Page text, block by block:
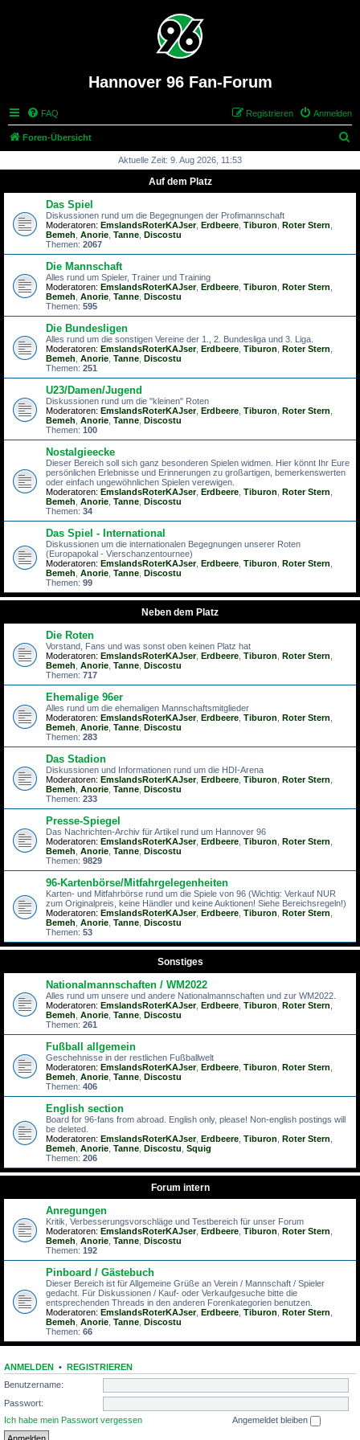
Hannover 96 Fan-Forum
FAQ Anmelden
Registrieren
Foren-Übersicht
h
Aktuelle Zeit: 9. Aug 2026, 11:53
Auf dem Platz
Das Spiel
Diskussionen rund um die Begegnungen der Profimannschaft
Moderatoren: EmslandsRoterKAJser, Erdbeere Tiburon Roter Stern
Bemeh Anorie Tanne Discostu
Themen: 2067
Die Mannschaft
Alles rund um Spieler, Trainer und Training
Moderatoren: EmslandsRoterKAJser, Erdbeere Tiburon Roter Stern
Bemeh Anorie Tanne Discostu
Themen: 595
Die Bundesligen
Alles rund um die sonstigen Vereine der 1., 2. Bundesliga und 3. Liga.
Moderatoren: EmslandsRoterKAJser, Erdbeere Tiburon Roter Stern
Bemeh Anorie Tanne Discostu
Themen: 251
U23/Damen/Jugend
Diskussionen rund um die "kleinen" Roten
Moderatoren: EmslandsRoterKAJser, Erdbeere Tiburon Roter Stern
Bemeh Anorie Tanne Discostu
Themen: 100
Nostalgieecke
Dieser Bereich soll sich ganz besonderen Spielen widmen. Hier könnt Ihr Eure
persönlichen Erlebnisse und Erinnerungen zu großartigen, bemerkenswerten
oder einfach ungewöhnlichen Spielen verewigen.
Moderatoren: EmslandsRoterKAJser, Erdbeere Tiburon Roter Stern
Bemeh Anorie Tanne Discostu
Themen: 34
Das Spiel - International
Diskussionen um die internationalen Begegnungen unserer Roten
(Europapokal - Vierschanzentournee)
Moderatoren: EmslandsRoterKAJser, Erdbeere Tiburon Roter Stern
Bemeh Anorie Tanne Discostu
Themen: 99
Neben dem Platz
Die Roten
Vorstand, Fans und was sonst oben keinen Platz hat
Moderatoren: EmslandsRoterKAJser, Erdbeere Tiburon Roter Stern
Bemeh Anorie Tanne Discostu
Themen: 717
Ehemalige 96er
Alles rund um die ehemaligen Mannschaftsmitglieder
Moderatoren: EmslandsRoterKAJser, Erdbeere Tiburon Roter Stern
Bemeh Anorie Tanne Discostu
Themen: 283
Das Stadion
Diskussionen und Informationen rund um die HDI-Arena
Moderatoren: EmslandsRoterKAJser, Erdbeere Tiburon Roter Stern
Bemeh Anorie Tanne Discostu
Themen: 233
Presse-Spiegel
Das Nachrichten-Archiv für Artikel rund um Hannover 96
Moderatoren: EmslandsRoterKAJser, Erdbeere Tiburon Roter Stern
Bemeh Anorie Tanne Discostu
Themen: 9829
96-Kartenbörse/Mitfahrgelegenheiten
Karten- und Mitfahrbörse rund um die Spiele von 96 (Wichtig: Verkauf NUR
zum Originalpreis, keine Händler und keine Auktionen! Siehe Bereichsregeln!)
Moderatoren: EmslandsRoterKAJser, Erdbeere Tiburon Roter Stern
Bemeh Anorie Tanne Discostu
Themen: 53
Sonstiges
Nationalmannschaften / WM2022
Alles rund um unsere und andere Nationalmannschaften und zur WM2022.
Moderatoren: EmslandsRoterKAJser, Erdbeere Tiburon Roter Stern
Bemeh Anorie Tanne Discostu
Themen: 261
Fußball allgemein
Geschehnisse in der restlichen Fußballwelt
Moderatoren: EmslandsRoterKAJser, Erdbeere Tiburon Roter Stern
Bemeh Anorie Tanne Discostu
Themen: 406
English section
Board for 96-fans from abroad. English only, please! Non-english postings will
be deleted.
Moderatoren: EmslandsRoterKAJser, Erdbeere Tiburon Roter Stern
Bemeh Anorie Tanne Discostu Squig
Themen: 206
Forum intern
Anregungen
Kritik, Verbesserungsvorschläge und Testbereich für unser Forum
Moderatoren: EmslandsRoterKAJser, Erdbeere Tiburon Roter Stern
Bemeh Anorie Tanne Discostu
Themen: 192
Pinboard / Gästebuch
Dieser Bereich ist für Allgemeine Grüße an Verein / Mannschaft / Spieler
gedacht. Für Diskussionen / Kauf- oder Verkaufgesuche bitte die
entsprechenden Threads in den anderen Forenkategorien benutzen.
Moderatoren: EmslandsRoterKAJser, Erdbeere Tiburon Roter Stern
Bemeh Anorie Tanne Discostu
Themen: 66
ANMELDEN • REGISTRIEREN
Benutzername:
Passwort:
Ich habe mein Passwort vergessen
Angemeldet bleiben